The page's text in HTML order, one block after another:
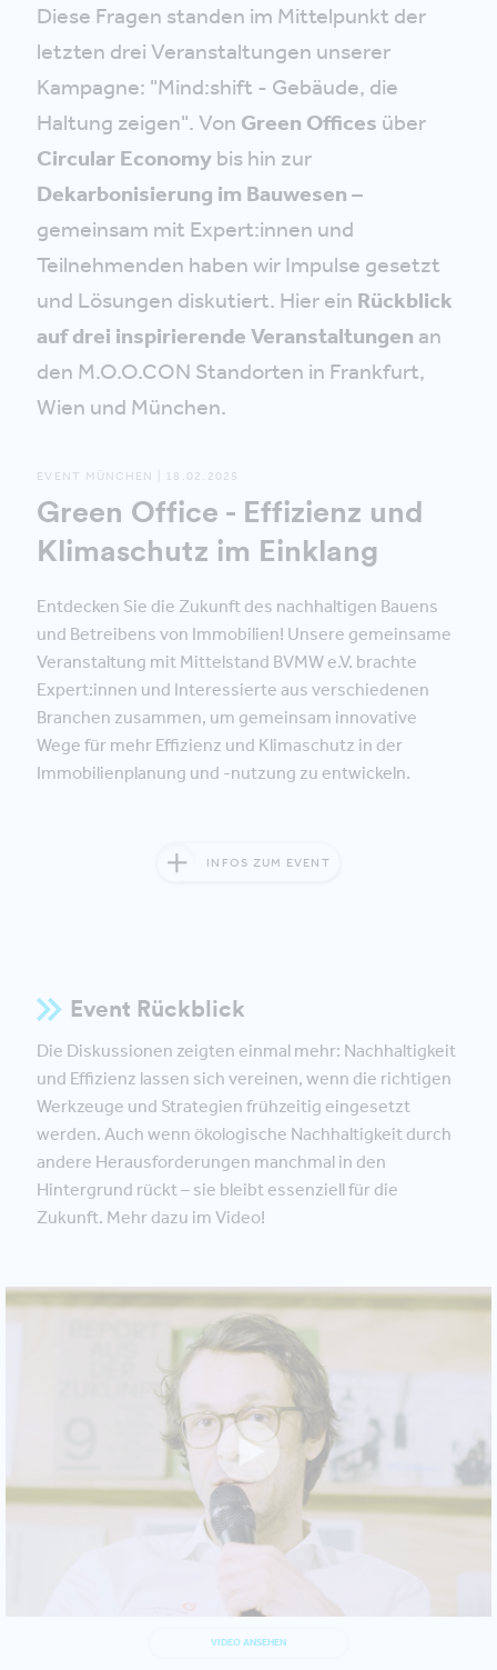
Diese Fragen standen im Mittelpunkt der
letzten drei Veranstaltungen unserer
Kampagne: "Mind:shift - Gebäude, die
Haltung zeigen". Von Green Offices über
Circular Economy bis hin zur
Dekarbonisierung im Bauwesen –
gemeinsam mit Expert:innen und
Teilnehmenden haben wir Impulse gesetzt
und Lösungen diskutiert. Hier ein Rückblick
auf drei inspirierende Veranstaltungen an
den M.O.O.CON Standorten in Frankfurt,
Wien und München.
EVENT MÜNCHEN | 18.02.2025
Green Office - Effizienz und
Klimaschutz im Einklang
Entdecken Sie die Zukunft des nachhaltigen Bauens
und Betreibens von Immobilien! Unsere gemeinsame
Veranstaltung mit Mittelstand BVMW e.V. brachte
Expert:innen und Interessierte aus verschiedenen
Branchen zusammen, um gemeinsam innovative
Wege für mehr Effizienz und Klimaschutz in der
Immobilienplanung und -nutzung zu entwickeln.
INFOS ZUM EVENT
Event Rückblick
Die Diskussionen zeigten einmal mehr: Nachhaltigkeit
und Effizienz lassen sich vereinen, wenn die richtigen
Werkzeuge und Strategien frühzeitig eingesetzt
werden. Auch wenn ökologische Nachhaltigkeit durch
andere Herausforderungen manchmal in den
Hintergrund rückt – sie bleibt essenziell für die
Zukunft. Mehr dazu im Video!
VIDEO ANSEHEN